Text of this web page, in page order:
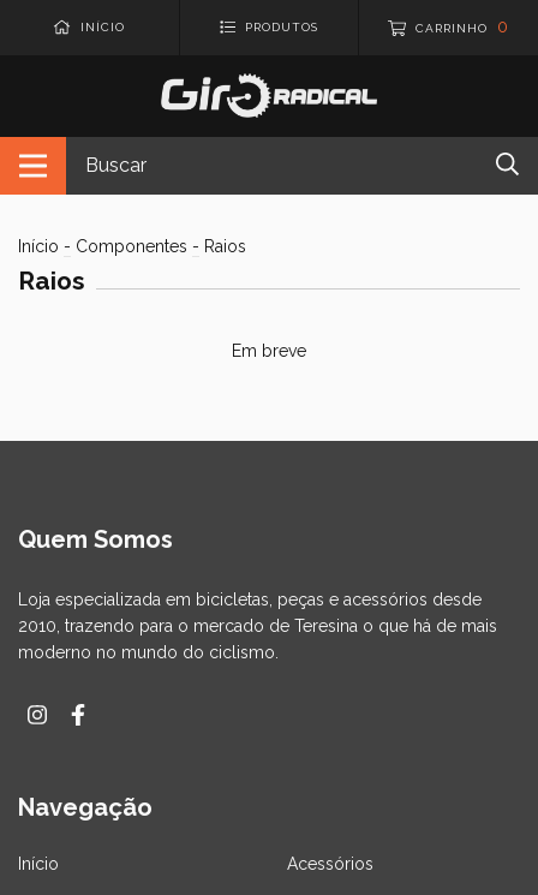
INÍCIO PRODUTOS CARRINHO 0
Início - Componentes - Raios
Raios
Em breve
Quem Somos
Loja especializada em bicicletas, peças e acessórios desde
2010, trazendo para o mercado de Teresina o que há de mais
moderno no mundo do ciclismo.
Navegação
Início Acessórios